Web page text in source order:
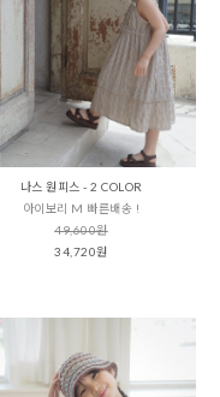
나스 원피스 - 2 COLOR
아이보리 M 빠른배송 !
49,600원
34,720원